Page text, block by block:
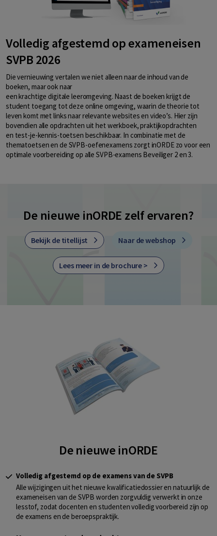
Volledig afgestemd op exameneisen
SVPB 2026
Die vernieuwing vertalen we niet alleen naar de inhoud van de
boeken, maar ook naar
een krachtige digitale leeromgeving. Naast de boeken krijgt de
student toegang tot deze online omgeving, waarin de theorie tot
leven komt met links naar relevante websites en video’s. Hier zijn
bovendien alle opdrachten uit het werkboek, praktijkopdrachten
en test-je-kennis-toetsen beschikbaar. In combinatie met de
thematoetsen en de SVPB-oefenexamens zorgt inORDE zo voor een
optimale voorbereiding op alle SVPB-examens Beveiliger 2 en 3.
De nieuwe inORDE zelf ervaren?
Bekijk de titellijst Naar de webshop
Lees meer in de brochure >
Volledig afgestemd op de examens van de SVPB
Alle wijzigingen uit het nieuwe kwalificatiedossier en natuurlijk de
exameneisen van de SVPB worden zorgvuldig verwerkt in onze
lesstof, zodat docenten en studenten volledig voorbereid zijn op
de examens en de beroepspraktijk.
De nieuwe inORDE